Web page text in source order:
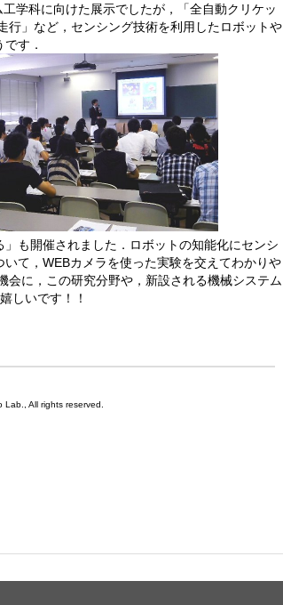
学科に向けた展示でしたが，「全自動クリケッ
行」など，センシング技術を利用したロボットや
す．
も開催されました．ロボットの知能化にセンシ
て，WEBカメラを使った実験を交えてわかりや
に，この研究分野や，新設される機械システム
しいです！！
All rights reserved.